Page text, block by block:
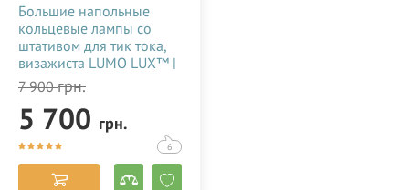
Большие напольные
кольцевые лампы со
штативом для тик тока,
визажиста LUMO LUX™ |
96 Ватт | диаметром 45
см. с держателем для
телефона купить
недорого в Украине
(Одессе) 356786
7 900грн.
5 700 грн.
6